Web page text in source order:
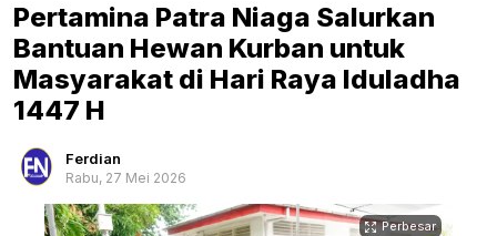
Pertamina Patra Niaga Salurkan
Bantuan Hewan Kurban untuk
Masyarakat di Hari Raya Iduladha
1447 H
Ferdian
Rabu, 27 Mei 2026
Perbesar